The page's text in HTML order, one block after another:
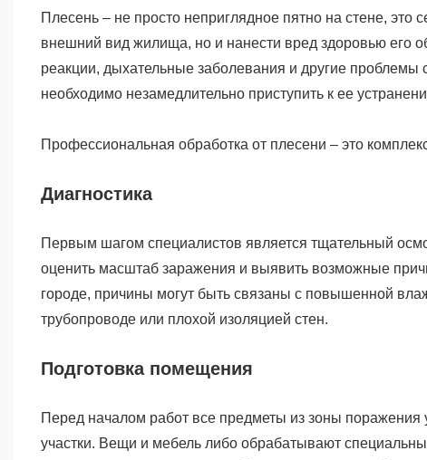
Плесень – не просто неприглядное пятно на стене, это
внешний вид жилища, но и нанести вред здоровью его
реакции, дыхательные заболевания и другие
необходимо незамедлительно приступить к ее
Профессиональная обработка от плесени – это
Диагностика
Первым шагом специалистов является тщательный
оценить масштаб заражения и выявить возможные
городе, причины могут быть связаны с повышенной
трубопроводе или плохой изоляцией стен.
Подготовка помещения
Перед началом работ все предметы из зоны поражения
участки. Вещи и мебель либо обрабатывают